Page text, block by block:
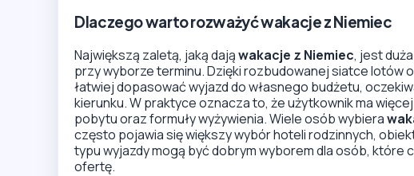
Dlaczego warto rozważyć wakacje z Niemiec
Największą zaletą, jaką dająwakacje z Niemiec, jest
przy wyborze terminu. Dzięki rozbudowanej siatce
łatwiej dopasować wyjazd do własnego budżetu,
kierunku. W praktyce oznacza to, że użytkownik ma
pobytu oraz formuły wyżywienia. Wiele osób wybiera
często pojawia się większy wybór hoteli rodzinnych,
typu wyjazdy mogą być dobrym wyborem dla osób, które
ofertę.